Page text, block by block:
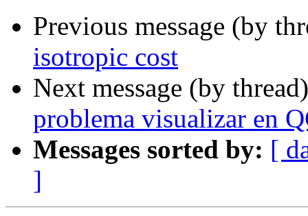
Previous message (by
isotropic cost
Next message (by
problema visualizar en
Messages sorted by: [
]